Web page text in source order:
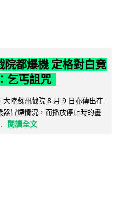
院都爆機 定格對白竟
乞丐詛咒
大陸蘇州戲院 8 月 9 日亦傳出在
冒煙情況，而播放停止時的畫
閱讀全文